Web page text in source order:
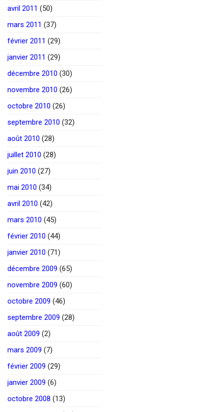
avril 2011 (50)
mars 2011 (37)
février 2011 (29)
janvier 2011 (29)
décembre 2010 (30)
novembre 2010 (26)
octobre 2010 (26)
septembre 2010 (32)
août 2010 (28)
juillet 2010 (28)
juin 2010 (27)
mai 2010 (34)
avril 2010 (42)
mars 2010 (45)
février 2010 (44)
janvier 2010 (71)
décembre 2009 (65)
novembre 2009 (60)
octobre 2009 (46)
septembre 2009 (28)
août 2009 (2)
mars 2009 (7)
février 2009 (29)
janvier 2009 (6)
octobre 2008 (13)